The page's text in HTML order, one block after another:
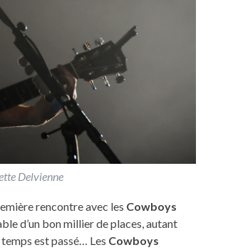
Delvienne
rencontre avec les Cowboys
d’un bon millier de places, autant
temps est passé… Les Cowboys